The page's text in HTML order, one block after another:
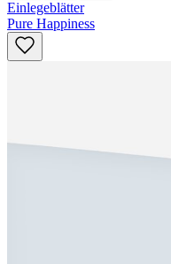
Einlegeblätter
Pure Happiness